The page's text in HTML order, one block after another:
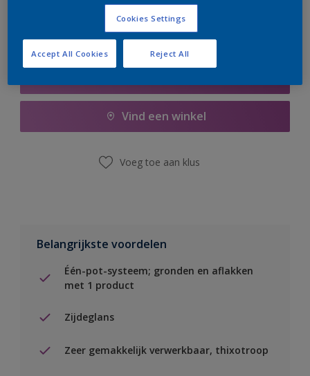
Vind een winkel
Voeg toe aan klus
Belangrijkste voordelen
Één-pot-systeem; gronden en aflakken
met 1 product
Zijdeglans
Zeer gemakkelijk verwerkbaar, thixotroop
Cookies Settings
Reject All
Accept All Cookies